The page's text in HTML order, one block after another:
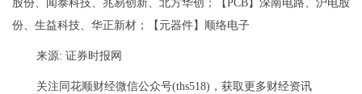
股份、闻泰科技、兆易创新、北方华创；【PCB】深南电路、沪电股
份、生益科技、华正新材；【元器件】顺络电子
来源: 证券时报网
关注同花顺财经微信公众号(ths518)，获取更多财经资讯